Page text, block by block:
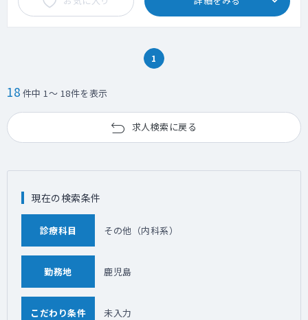
1
18 件中 1～ 18件を表示
求人検索に戻る
現在の検索条件
診療科目 その他（内科系）
勤務地 鹿児島
こだわり条件 未入力